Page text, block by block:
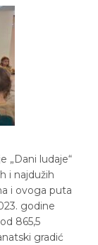
„Dani ludaje“
i najdužih
i ovoga puta
godine
865,5
gradić